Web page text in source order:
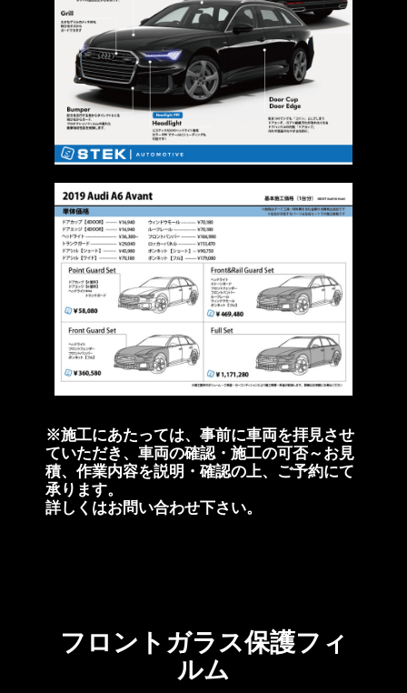
※施工にあたっては、事前に車両を拝見させ
ていただき、車両の確認・施工の可否～お見
積、作業内容を説明・確認の上、ご予約にて
承ります。
詳しくはお問い合わせ下さい。
フロントガラス保護フィ
ルム